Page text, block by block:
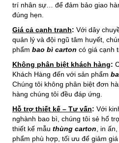
trí nhân sự… để đảm bảo giao
đúng hẹn.
Giá cả cạnh tranh: Với dây
quản lý và đội ngũ tâm huyết,
phẩm bao bì carton có giá cạnh
Không phân biệt khách hàng:
Khách Hàng đến với sản phẩm
Chúng tôi không phân biệt đơn
hàng chúng tôi đều đáp ứng.
Hỗ trợ thiết kế – Tư vấn: Với
nghành bao bì, chúng tôi sẻ hổ
thiết kế mẫu thùng carton , in
phẩm phù hợp, tối ưu để giảm